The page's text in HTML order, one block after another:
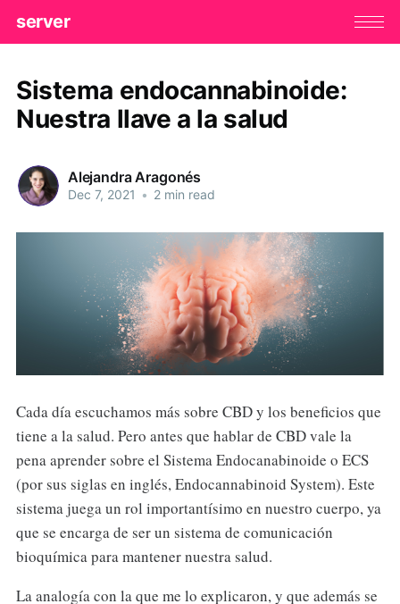
server
Sistema endocannabinoide:
Nuestra llave a la salud
Alejandra Aragonés
Dec 7, 2021 • 2 min read
Cada día escuchamos más sobre CBD y los beneficios que
tiene a la salud. Pero antes que hablar de CBD vale la
pena aprender sobre el Sistema Endocanabinoide o ECS
(por sus siglas en inglés, Endocannabinoid System). Este
sistema juega un rol importantísimo en nuestro cuerpo, ya
que se encarga de ser un sistema de comunicación
bioquímica para mantener nuestra salud.
La analogía con la que me lo explicaron, y que además se